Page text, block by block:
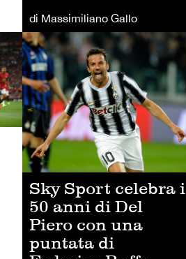
di Massimiliano Gallo
CALCIO
Sky Sport celebra i
50 anni di Del
Piero con una
puntata di